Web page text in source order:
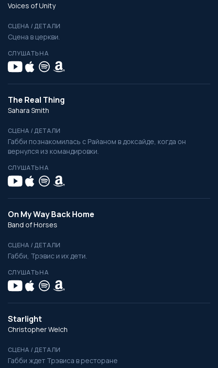
Voices of Unity
СЦЕНА / ДЕТАЛИ
Сцена в церкви.
СЛУШАТЬ НА
The Real Thing
Sahara Smith
СЦЕНА / ДЕТАЛИ
Габби познакомилась с Райаном в доксайде, когда он
вернулся из командировки.
СЛУШАТЬ НА
On My Way Back Home
Band of Horses
СЦЕНА / ДЕТАЛИ
Габби, Трэвис и их дети.
СЛУШАТЬ НА
Starlight
Christopher Welch
СЦЕНА / ДЕТАЛИ
Габби ждет Трэвиса в ресторане